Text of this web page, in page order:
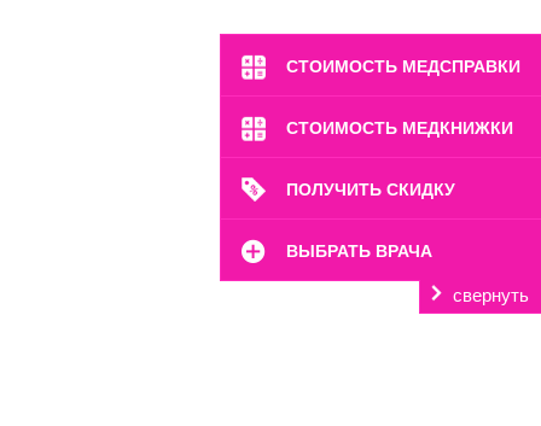
СТОИМОСТЬ МЕДСПРАВКИ
СТОИМОСТЬ МЕДКНИЖКИ
ПОЛУЧИТЬ СКИДКУ
ВЫБРАТЬ ВРАЧА
свернуть